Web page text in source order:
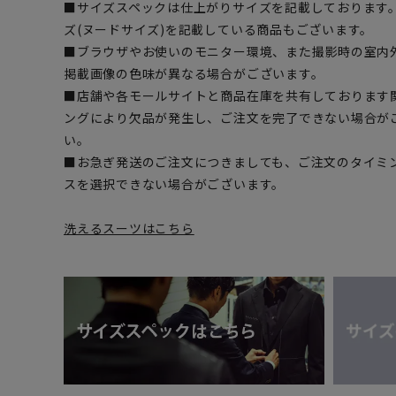
■サイズスペックは仕上がりサイズを記載しております
ズ(ヌードサイズ)を記載している商品もございます。
■ブラウザやお使いのモニター環境、また撮影時の室内
掲載画像の色味が異なる場合がございます。
■店舗や各モールサイトと商品在庫を共有しております
ングにより欠品が発生し、ご注文を完了できない場合
い。
■お急ぎ発送のご注文につきましても、ご注文のタイミ
スを選択できない場合がございます。
洗えるスーツはこちら